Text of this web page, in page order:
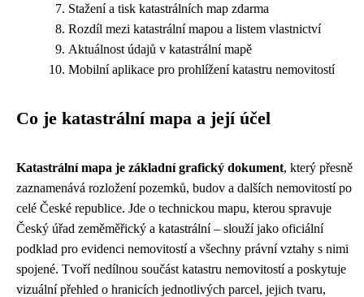
Stažení a tisk katastrálních map zdarma
Rozdíl mezi katastrální mapou a listem vlastnictví
Aktuálnost údajů v katastrální mapě
Mobilní aplikace pro prohlížení katastru nemovitostí
Co je katastrální mapa a její účel
Katastrální mapa je základní grafický dokument, který přesně
zaznamenává rozložení pozemků, budov a dalších nemovitostí po
celé České republice. Jde o technickou mapu, kterou spravuje
Český úřad zeměměřický a katastrální – slouží jako oficiální
podklad pro evidenci nemovitostí a všechny právní vztahy s nimi
spojené. Tvoří nedílnou součást katastru nemovitostí a poskytuje
vizuální přehled o hranicích jednotlivých parcel, jejich tvaru,